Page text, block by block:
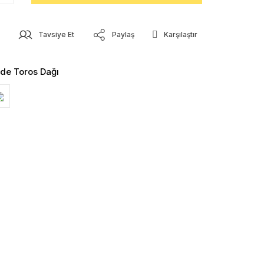
Tavsiye Et Paylaş Karşılaştır
Toros Dağı